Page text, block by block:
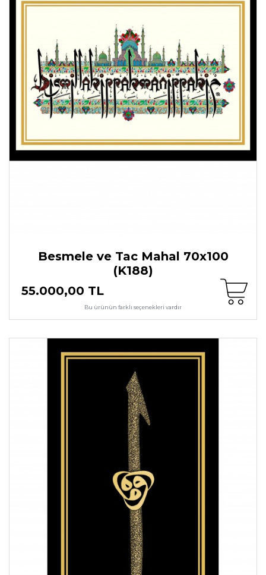
Besmele ve Tac Mahal 70x100
(K188)
55.000,00 TL
Bu ürünün farklı seçenekleri vardır